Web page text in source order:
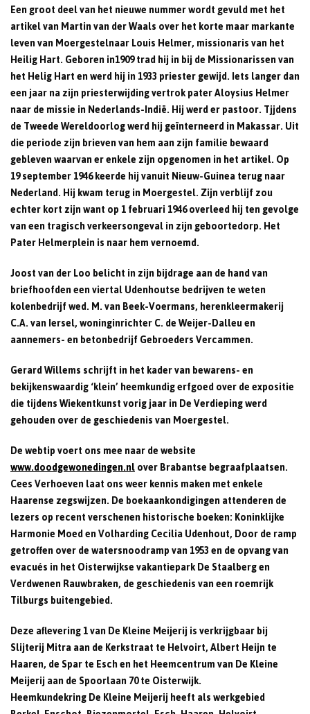
Een groot deel van het nieuwe nummer wordt gevuld met het
artikel van Martin van der Waals over het korte maar markante
leven van Moergestelnaar Louis Helmer, missionaris van het
Heilig Hart. Geboren in1909 trad hij in bij de Missionarissen van
het Helig Hart en werd hij in 1933 priester gewijd. Iets langer dan
een jaar na zijn priesterwijding vertrok pater Aloysius Helmer
naar de missie in Nederlands-Indië. Hij werd er pastoor. Tjjdens
de Tweede Wereldoorlog werd hij geïnterneerd in Makassar. Uit
die periode zijn brieven van hem aan zijn familie bewaard
gebleven waarvan er enkele zijn opgenomen in het artikel. Op
19 september 1946 keerde hij vanuit Nieuw-Guinea terug naar
Nederland. Hij kwam terug in Moergestel. Zijn verblijf zou
echter kort zijn want op 1 februari 1946 overleed hij ten gevolge
van een tragisch verkeersongeval in zijn geboortedorp. Het
Pater Helmerplein is naar hem vernoemd.
Joost van der Loo belicht in zijn bijdrage aan de hand van
briefhoofden een viertal Udenhoutse bedrijven te weten
kolenbedrijf wed. M. van Beek-Voermans, herenkleermakerij
C.A. van Iersel, woninginrichter C. de Weijer-Dalleu en
aannemers- en betonbedrijf Gebroeders Vercammen.
Gerard Willems schrijft in het kader van bewarens- en
bekijkenswaardig ‘klein’ heemkundig erfgoed over de expositie
die tijdens Wiekentkunst vorig jaar in De Verdieping werd
gehouden over de geschiedenis van Moergestel.
De webtip voert ons mee naar de website
www.doodgewonedingen.nlover Brabantse begraafplaatsen.
Cees Verhoeven laat ons weer kennis maken met enkele
Haarense zegswijzen. De boekaankondigingen attenderen de
lezers op recent verschenen historische boeken: Koninklijke
Harmonie Moed en Volharding Cecilia Udenhout, Door de ramp
getroffen over de watersnoodramp van 1953 en de opvang van
evacués in het Oisterwijkse vakantiepark De Staalberg en
Verdwenen Rauwbraken, de geschiedenis van een roemrijk
Tilburgs buitengebied.
Deze aflevering 1 van De Kleine Meijerij is verkrijgbaar bij
Slijterij Mitra aan de Kerkstraat te Helvoirt, Albert Heijn te
Haaren, de Spar te Esch en het Heemcentrum van De Kleine
Meijerij aan de Spoorlaan 70 te Oisterwijk.
Heemkundekring De Kleine Meijerij heeft als werkgebied